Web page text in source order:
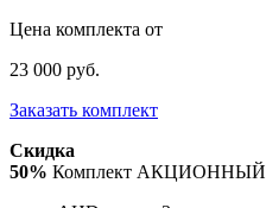
Цена комплекта от
23 000 руб.
Заказать комплект
Скидка
50% Комплект АКЦИОННЫЙ